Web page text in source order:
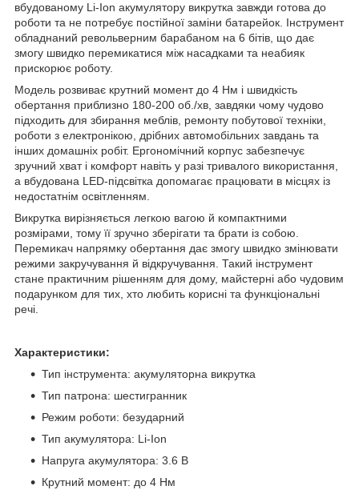
вбудованому Li-Ion акумулятору викрутка завжди готова до
роботи та не потребує постійної заміни батарейок. Інструмент
обладнаний револьверним барабаном на 6 бітів, що дає
змогу швидко перемикатися між насадками та неабияк
прискорює роботу.
Модель розвиває крутний момент до 4 Нм і швидкість
обертання приблизно 180-200 об./хв, завдяки чому чудово
підходить для збирання меблів, ремонту побутової техніки,
роботи з електронікою, дрібних автомобільних завдань та
інших домашніх робіт. Ергономічний корпус забезпечує
зручний хват і комфорт навіть у разі тривалого використання,
а вбудована LED-підсвітка допомагає працювати в місцях із
недостатнім освітленням.
Викрутка вирізняється легкою вагою й компактними
розмірами, тому її зручно зберігати та брати із собою.
Перемикач напрямку обертання дає змогу швидко змінювати
режими закручування й відкручування. Такий інструмент
стане практичним рішенням для дому, майстерні або чудовим
подарунком для тих, хто любить корисні та функціональні
речі.
Характеристики:
Тип інструмента: акумуляторна викрутка
Тип патрона: шестигранник
Режим роботи: безударний
Тип акумулятора: Li-Ion
Напруга акумулятора: 3.6 В
Крутний момент: до 4 Нм